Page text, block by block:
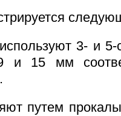
3- и
и 15 мм
путем